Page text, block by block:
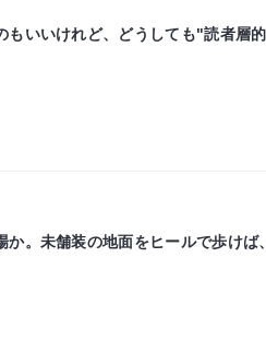
もいいけれど、どうしても"読者層
か。未舗装の地面をヒールで歩けば